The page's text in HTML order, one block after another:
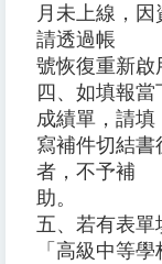
月未上線，因
請透過帳
號恢復重新啟
四、如填報
成績單，請填
寫補件切結
者，不予補
助。
五、若有表單
「高級中等學